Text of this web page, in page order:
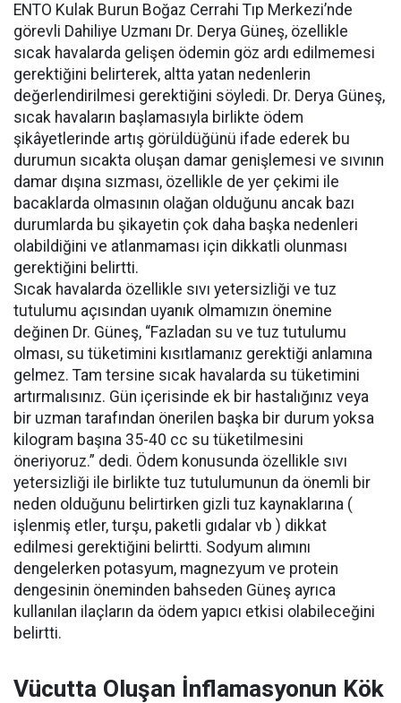
ENTO Kulak Burun Boğaz Cerrahi Tıp Merkezi’nde
görevli Dahiliye Uzmanı Dr. Derya Güneş, özellikle
sıcak havalarda gelişen ödemin göz ardı edilmemesi
gerektiğini belirterek, altta yatan nedenlerin
değerlendirilmesi gerektiğini söyledi. Dr. Derya Güneş,
sıcak havaların başlamasıyla birlikte ödem
şikâyetlerinde artış görüldüğünü ifade ederek bu
durumun sıcakta oluşan damar genişlemesi ve sıvının
damar dışına sızması, özellikle de yer çekimi ile
bacaklarda olmasının olağan olduğunu ancak bazı
durumlarda bu şikayetin çok daha başka nedenleri
olabildiğini ve atlanmaması için dikkatli olunması
gerektiğini belirtti.
Sıcak havalarda özellikle sıvı yetersizliği ve tuz
tutulumu açısından uyanık olmamızın önemine
değinen Dr. Güneş, “Fazladan su ve tuz tutulumu
olması, su tüketimini kısıtlamanız gerektiği anlamına
gelmez. Tam tersine sıcak havalarda su tüketimini
artırmalısınız. Gün içerisinde ek bir hastalığınız veya
bir uzman tarafından önerilen başka bir durum yoksa
kilogram başına 35-40 cc su tüketilmesini
öneriyoruz.” dedi. Ödem konusunda özellikle sıvı
yetersizliği ile birlikte tuz tutulumunun da önemli bir
neden olduğunu belirtirken gizli tuz kaynaklarına (
işlenmiş etler, turşu, paketli gıdalar vb ) dikkat
edilmesi gerektiğini belirtti. Sodyum alımını
dengelerken potasyum, magnezyum ve protein
dengesinin öneminden bahseden Güneş ayrıca
kullanılan ilaçların da ödem yapıcı etkisi olabileceğini
belirtti.
Vücutta Oluşan İnflamasyonun Kök